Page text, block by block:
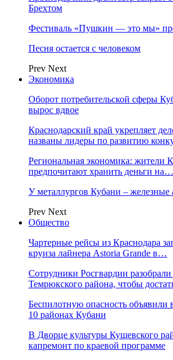
Брехтом
Фестиваль «Пушкин — это мы»
Песня остается с человеком
Prev Next
Экономика
Оборот потребительской сферы
вырос вдвое
Краснодарский край укрепляет
названы лидеры по развитию
Региональная экономика: жители
предпочитают хранить деньги на…
У металлургов Кубани – железные
Prev Next
Общество
Чартерные рейсы из Краснодара
круиза лайнера Astoria Grande в…
Сотрудники Росгвардии
Темрюкского района, чтобы
Беспилотную опасность объявили
10 районах Кубани
В Дворце культуры Кущевского
капремонт по краевой программе